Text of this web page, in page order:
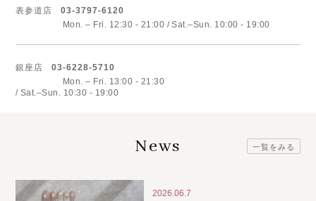
表参道店
03-3797-6120
Mon. – Fri. 12:30 - 21:00
Sat.–Sun. 10:00 - 19:00
銀座店
03-6228-5710
Mon. – Fri. 13:00 - 21:30
Sat.–Sun. 10:30 - 19:00
News 一覧をみる
2026.06.7